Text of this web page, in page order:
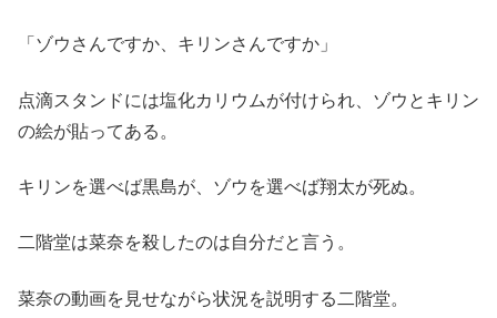
「ゾウさんですか、キリンさんですか」
点滴スタンドには塩化カリウムが付けられ、ゾウとキリン
の絵が貼ってある。
キリンを選べば黒島が、ゾウを選べば翔太が死ぬ。
二階堂は菜奈を殺したのは自分だと言う。
菜奈の動画を見せながら状況を説明する二階堂。